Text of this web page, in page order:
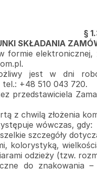
§
SKŁADANIA
formie
jest w dni
tel.: +48 510 043 720.
przedstawiciela
z chwilą złożenia
wówczas, gdy:
szczegóły
kolorystyką,
odzieży (tzw.
do znakowania